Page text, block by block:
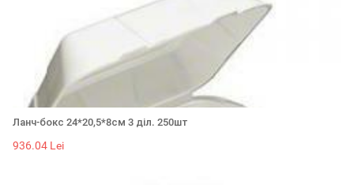
Ланч-бокс 24*20,5*8см 3 діл. 250шт
936.04 Lei